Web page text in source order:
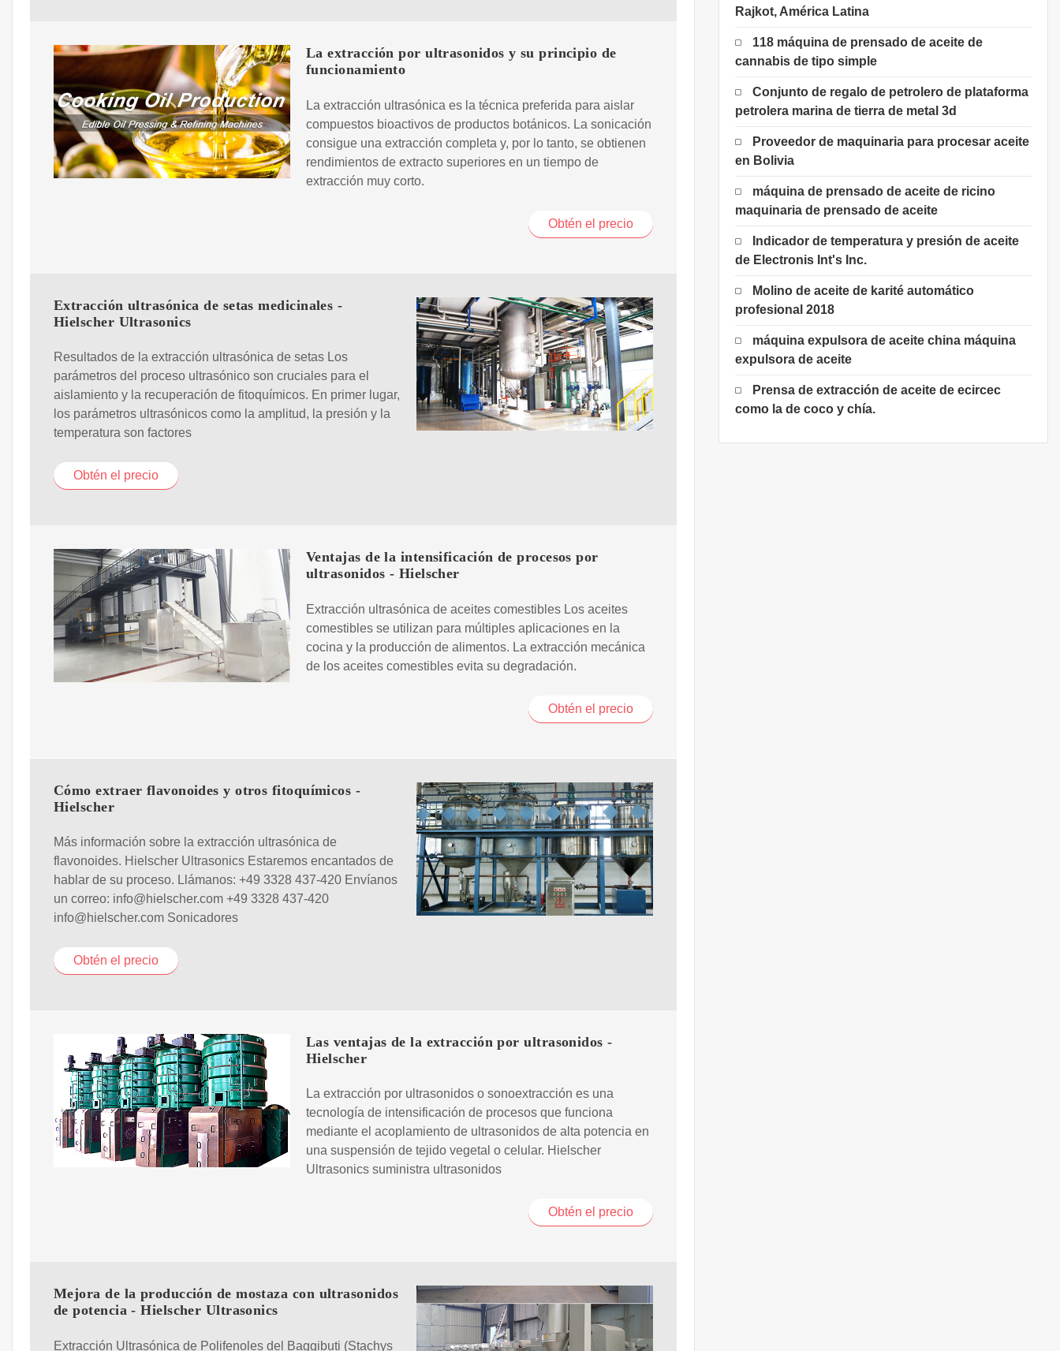
La extracción por ultrasonidos y su principio de
funcionamiento
La extracción ultrasónica es la técnica preferida para aislar
compuestos bioactivos de productos botánicos. La sonicación
consigue una extracción completa y, por lo tanto, se obtienen
rendimientos de extracto superiores en un tiempo de
extracción muy corto.
Obtén el precio
Extracción ultrasónica de setas medicinales -
Hielscher Ultrasonics
Resultados de la extracción ultrasónica de setas Los
parámetros del proceso ultrasónico son cruciales para el
aislamiento y la recuperación de fitoquímicos. En primer lugar,
los parámetros ultrasónicos como la amplitud, la presión y la
temperatura son factores
Obtén el precio
Ventajas de la intensificación de procesos por
ultrasonidos - Hielscher
Extracción ultrasónica de aceites comestibles Los aceites
comestibles se utilizan para múltiples aplicaciones en la
cocina y la producción de alimentos. La extracción mecánica
de los aceites comestibles evita su degradación.
Obtén el precio
Cómo extraer flavonoides y otros fitoquímicos -
Hielscher
Más información sobre la extracción ultrasónica de
flavonoides. Hielscher Ultrasonics Estaremos encantados de
hablar de su proceso. Llámanos: +49 3328 437-420 Envíanos
un correo: info@hielscher.com +49 3328 437-420
info@hielscher.com Sonicadores
Obtén el precio
Las ventajas de la extracción por ultrasonidos -
Hielscher
La extracción por ultrasonidos o sonoextracción es una
tecnología de intensificación de procesos que funciona
mediante el acoplamiento de ultrasonidos de alta potencia en
una suspensión de tejido vegetal o celular. Hielscher
Ultrasonics suministra ultrasonidos
Obtén el precio
Mejora de la producción de mostaza con ultrasonidos
de potencia - Hielscher Ultrasonics
Extracción Ultrasónica de Polifenoles del Baggibuti (Stachys
Rajkot, América Latina
118 máquina de prensado de aceite de
cannabis de tipo simple
Conjunto de regalo de petrolero de plataforma
petrolera marina de tierra de metal 3d
Proveedor de maquinaria para procesar aceite
en Bolivia
máquina de prensado de aceite de ricino
maquinaria de prensado de aceite
Indicador de temperatura y presión de aceite
de Electronis Int's Inc.
Molino de aceite de karité automático
profesional 2018
máquina expulsora de aceite china máquina
expulsora de aceite
Prensa de extracción de aceite de ecircec
como la de coco y chía.